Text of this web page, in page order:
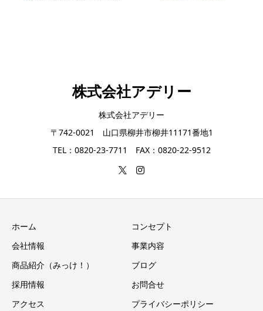
株式会社アデリー
株式会社アデリー
〒742-0021 山口県柳井市柳井11171番地1
TEL：0820-23-7711 FAX：0820-22-9512
ホーム
コンセプト
会社情報
事業内容
商品紹介（みっけ！）
ブログ
採用情報
お問合せ
アクセス
プライバシーポリシー